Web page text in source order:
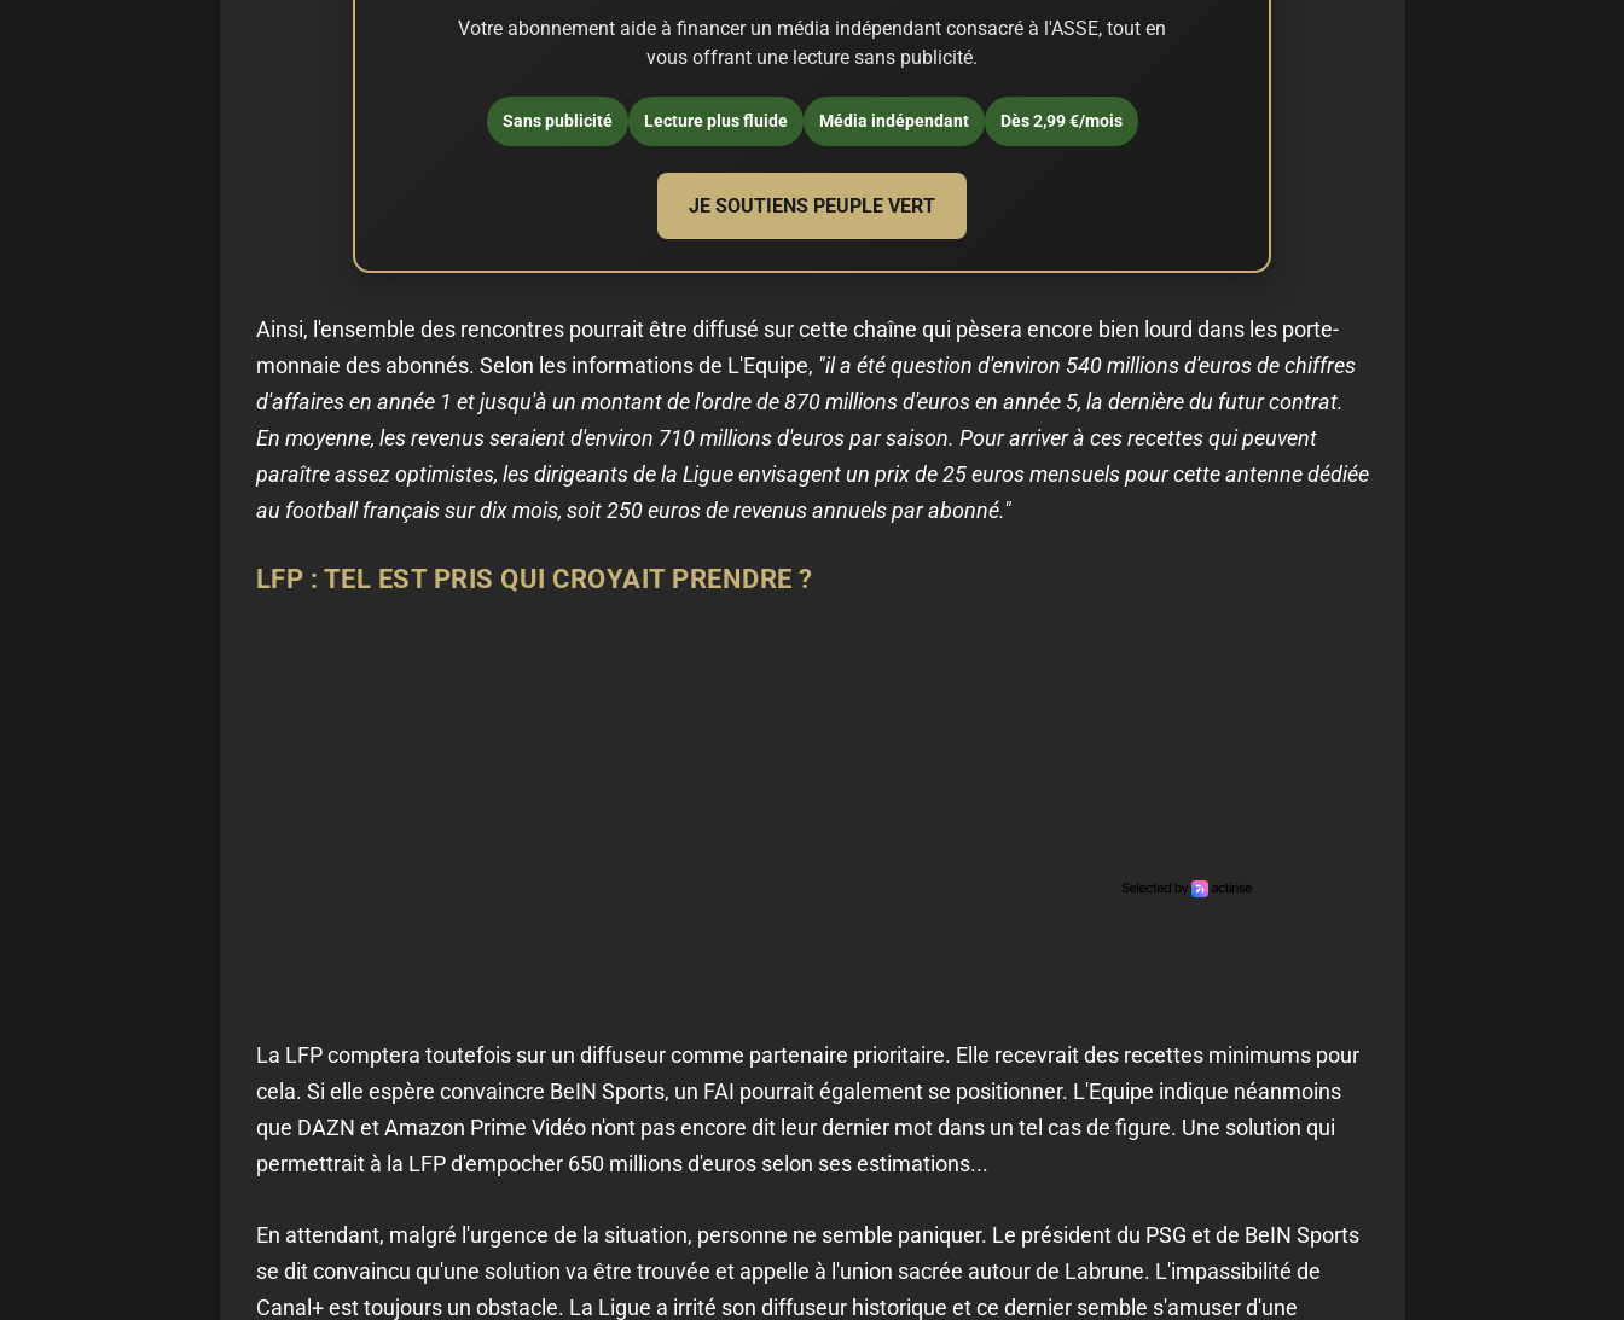
Votre abonnement aide à financer un média indépendant consacré à l'ASSE, tout en
vous offrant une lecture sans publicité.
Sans publicité Lecture plus fluide Média indépendant Dès 2,99 €/mois
JE SOUTIENS PEUPLE VERT
Ainsi, l'ensemble des rencontres pourrait être diffusé sur cette chaîne qui pèsera encore bien lourd dans les porte-
monnaie des abonnés. Selon les informations de L'Equipe, "il a été question d'environ 540 millions d'euros de chiffres
d'affaires en année 1 et jusqu'à un montant de l'ordre de 870 millions d'euros en année 5, la dernière du futur contrat.
En moyenne, les revenus seraient d'environ 710 millions d'euros par saison. Pour arriver à ces recettes qui peuvent
paraître assez optimistes, les dirigeants de la Ligue envisagent un prix de 25 euros mensuels pour cette antenne dédiée
au football français sur dix mois, soit 250 euros de revenus annuels par abonné."
LFP : TEL EST PRIS QUI CROYAIT PRENDRE ?
La LFP comptera toutefois sur un diffuseur comme partenaire prioritaire. Elle recevrait des recettes minimums pour
cela. Si elle espère convaincre BeIN Sports, un FAI pourrait également se positionner. L'Equipe indique néanmoins
que DAZN et Amazon Prime Vidéo n'ont pas encore dit leur dernier mot dans un tel cas de figure. Une solution qui
permettrait à la LFP d'empocher 650 millions d'euros selon ses estimations...
En attendant, malgré l'urgence de la situation, personne ne semble paniquer. Le président du PSG et de BeIN Sports
se dit convaincu qu'une solution va être trouvée et appelle à l'union sacrée autour de Labrune. L'impassibilité de
Canal+ est toujours un obstacle. La Ligue a irrité son diffuseur historique et ce dernier semble s'amuser d'une